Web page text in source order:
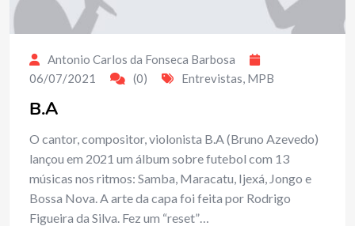
Antonio Carlos da Fonseca Barbosa
06/07/2021
(0) Entrevistas, MPB
B.A
O cantor, compositor, violonista B.A (Bruno Azevedo)
lançou em 2021 um álbum sobre futebol com 13
músicas nos ritmos: Samba, Maracatu, Ijexá, Jongo e
Bossa Nova. A arte da capa foi feita por Rodrigo
Figueira da Silva. Fez um “reset”…